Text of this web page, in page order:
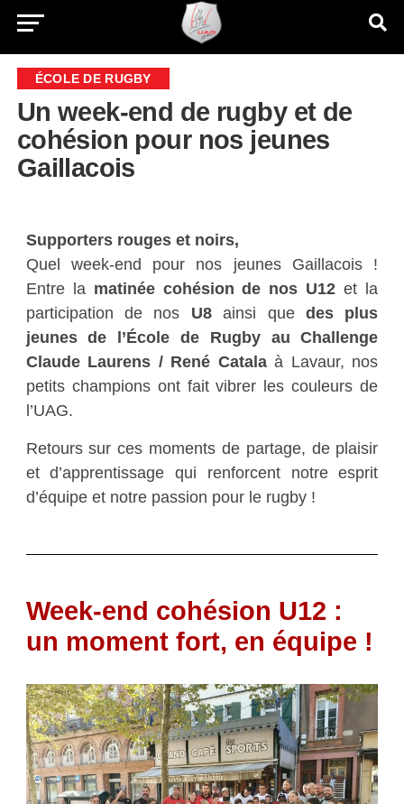
ÉCOLE DE RUGBY
Un week-end de rugby et de
cohésion pour nos jeunes
Gaillacois
Supporters rouges et noirs,
Quel week-end pour nos jeunes Gaillacois !
Entre la matinée cohésion de nos U12 et la
participation de nos U8ainsi que des plus
jeunes de l’École de Rugby au Challenge
Claude Laurens / René Catalaà Lavaur, nos
petits champions ont fait vibrer les couleurs de
l’UAG.
Retours sur ces moments de partage, de plaisir
et d’apprentissage qui renforcent notre esprit
d’équipe et notre passion pour le rugby !
Week-end cohésion U12 :
un moment fort, en équipe !